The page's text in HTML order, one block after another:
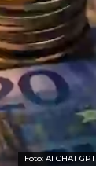
Foto: AI CHAT GPT